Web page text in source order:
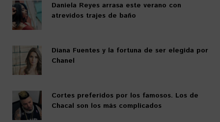
Daniela Reyes arrasa este verano con
atrevidos trajes de baño
Diana Fuentes y la fortuna de ser elegida por
Chanel
Cortes preferidos por los famosos. Los de
Chacal son los más complicados